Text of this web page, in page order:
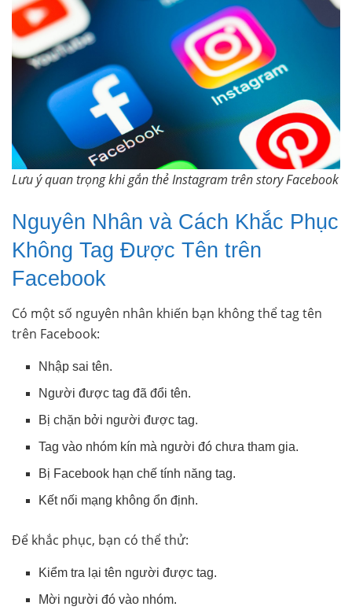
Lưu ý quan trọng khi gắn thẻ Instagram trên story Facebook
Nguyên Nhân và Cách Khắc Phục
Không Tag Được Tên trên
Facebook
Có một số nguyên nhân khiến bạn không thể tag tên
trên Facebook:
Nhập sai tên.
Người được tag đã đổi tên.
Bị chặn bởi người được tag.
Tag vào nhóm kín mà người đó chưa tham gia.
Bị Facebook hạn chế tính năng tag.
Kết nối mạng không ổn định.
Để khắc phục, bạn có thể thử:
Kiểm tra lại tên người được tag.
Mời người đó vào nhóm.